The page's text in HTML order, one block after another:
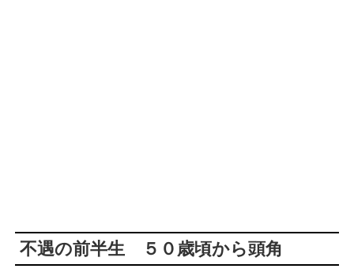
不遇の前半生 ５０歳頃から頭角